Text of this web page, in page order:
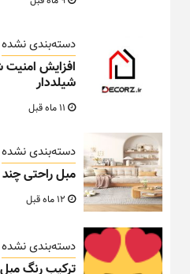
دسته‌بندی نشده
افزایش امنیت
شیلددار
دسته‌بندی نشده
مبل راحتی
دسته‌بندی نشده
ترکیب رنگ